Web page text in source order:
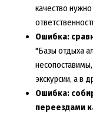
качество нужно
Ошибка:
"Базы отдыха
экскурсии, а в
Ошибка:
переездами